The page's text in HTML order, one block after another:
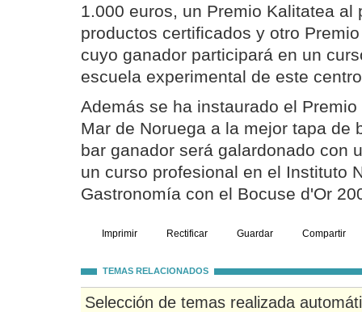
1.000 euros, un Premio Kalitatea al
productos certificados y otro
cuyo ganador participará en un
escuela experimental de este
Además se ha instaurado el
Mar de Noruega a la mejor tapa de
bar ganador será galardonado con
un curso profesional en el Instituto
Gastronomía con el Bocuse d'Or
Imprimir Rectificar Guardar Compartir
TEMAS RELACIONADOS
Selección de temas realizada